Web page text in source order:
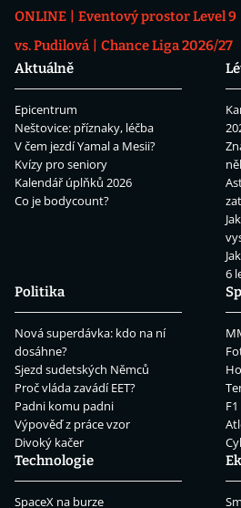
ONLINE
Eventový prostor Level 9
vs. Pudilová
Chance Liga 2026/27
Aktuálně
Epicentrum
Neštovice: příznaky, léčba
V čem jezdí Yamal a Mesii?
Kvízy pro seniory
Kalendář úplňků 2026
Co je bodycount?
6
Politika
Nová superdávka: kdo na ní
dosáhne?
Sjezd sudetských Němců
Proč vláda zavádí EET?
Padni komu padni
Výpověď z práce vzor
Divoký kačer
Technologie
SpaceX na burze